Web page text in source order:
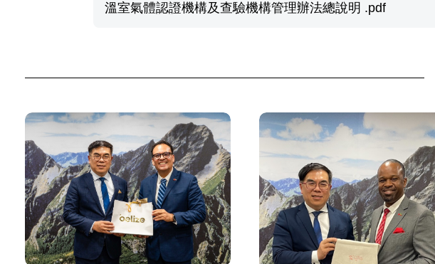
溫室氣體認證機構及查驗機構管理辦法總說明 .pdf